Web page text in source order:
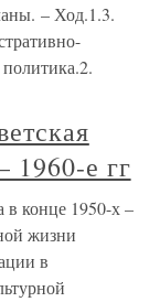
– Ход.1.3.
1960-е гг
в конце 1950-х –
жизни
в